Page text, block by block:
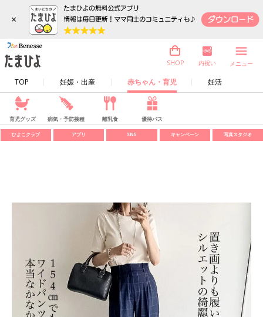
×
TOP 妊娠・出産 赤ちゃん・育児 妊活
SHOP 内祝い メニュー
育児グッズ 病気・予防接種 離乳食 優待パス
ひよこクラブ アプリ SNS キャンペーン 写真スタジオ